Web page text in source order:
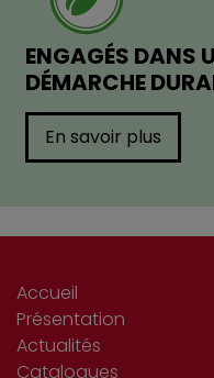
ENGAGÉS DANS
DÉMARCHE
En savoir plus
Accueil
Présentation
Actualités
Catalogues